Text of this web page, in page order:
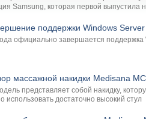
Samsung, которая первой выпустила
поддержки Windows
официально завершается поддержка
массажной накидки Medisana
представляет собой накидку,
использовать достаточно высокий стул